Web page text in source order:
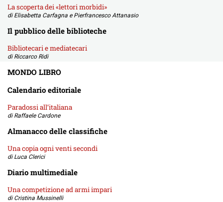
La scoperta dei «lettori morbidi»
di Elisabetta Carfagna e Pierfrancesco Attanasio
Il pubblico delle biblioteche
Bibliotecari e mediatecari
di Riccarco Ridi
MONDO LIBRO
Calendario editoriale
Paradossi all’italiana
di Raffaele Cardone
Almanacco delle classifiche
Una copia ogni venti secondi
di Luca Clerici
Diario multimediale
Una competizione ad armi impari
di Cristina Mussinelli